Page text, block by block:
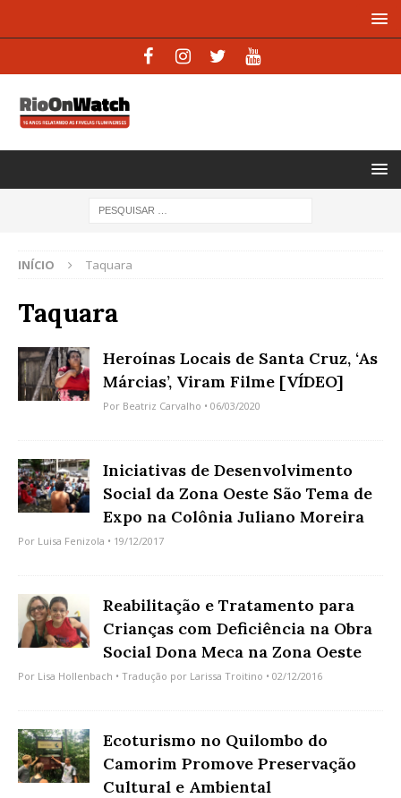
INÍCIO Taquara
Taquara
Heroínas Locais de Santa Cruz, ‘As
Márcias’, Viram Filme [VÍDEO]
Por Beatriz Carvalho • 06/03/2020
Iniciativas de Desenvolvimento
Social da Zona Oeste São Tema de
Expo na Colônia Juliano Moreira
Por Luisa Fenizola • 19/12/2017
Reabilitação e Tratamento para
Crianças com Deficiência na Obra
Social Dona Meca na Zona Oeste
Por Lisa Hollenbach • Tradução por Larissa Troitino • 02/12/2016
Ecoturismo no Quilombo do
Camorim Promove Preservação
Cultural e Ambiental